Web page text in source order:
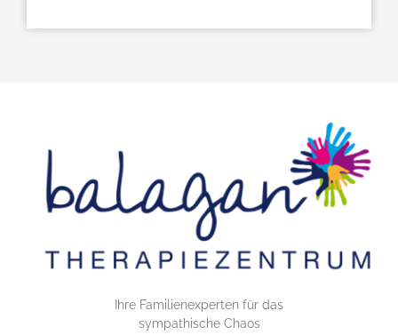
Ihre Familienexperten für das
sympathische Chaos